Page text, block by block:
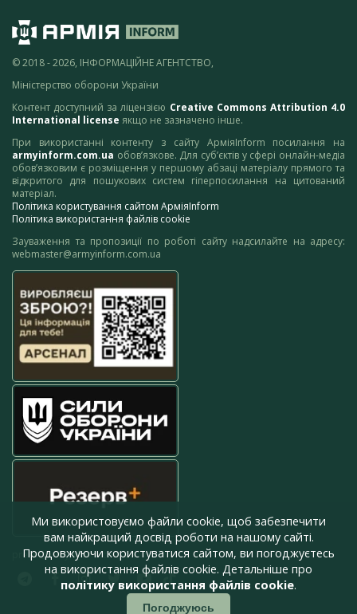
© 2018 - 2026, ІНФОРМАЦІЙНЕ АГЕНТСТВО,
Міністерство оборони України
Контент доступний за ліцензією Creative Commons Attribution 4.0
International license якщо не зазначено інше.
При використанні контенту з сайту АрміяInform посилання на
armyinform.com.ua обов’язкове. Для суб’єктів у сфері онлайн-медіа
обов’язковим є розміщення у першому абзаці матеріалу прямого та
відкритого для пошукових систем гіперпосилання на цитований
матеріал.
Політика користування сайтом АрміяInform
Політика використання файлів cookie
Зауваження та пропозиції по роботі сайту надсилайте на адресу:
webmaster@armyinform.com.ua
press@armyinform.com.ua
Ми використовуємо файли cookie, щоб забезпечити
вам найкращий досвід роботи на нашому сайті.
Продовжуючи користуватися сайтом, ви погоджуєтесь
на використання файлів cookie. Детальніше про
політику використання файлів cookie.
Погоджуюсь